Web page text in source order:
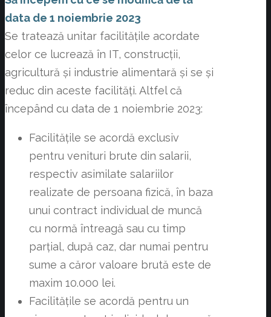
data de 1 noiembrie 2023
Se tratează unitar facilitățile acordate
celor ce lucrează în IT, construcții,
agricultură și industrie alimentară și se și
reduc din aceste facilități. Altfel că
începând cu data de 1 noiembrie 2023:
Facilitățile se acordă exclusiv
pentru venituri brute din salarii,
respectiv asimilate salariilor
realizate de persoana fizică, în baza
unui contract individual de muncă
cu normă întreagă sau cu timp
parțial, după caz, dar numai pentru
sume a căror valoare brută este de
maxim 10.000 lei.
Facilitățile se acordă pentru un